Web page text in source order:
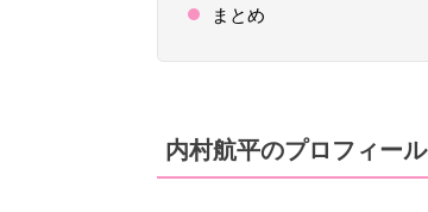
まとめ
内村航平のプロフィール